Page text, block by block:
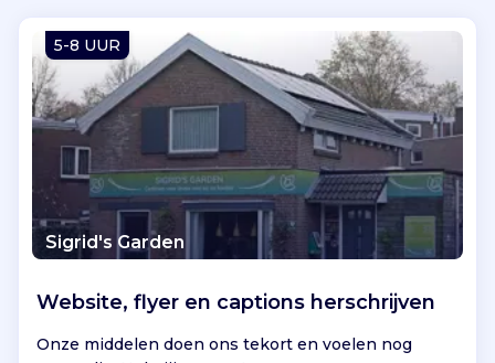
5-8 UUR
Sigrid's Garden
Website, flyer en captions herschrijven
Onze middelen doen ons tekort en voelen nog